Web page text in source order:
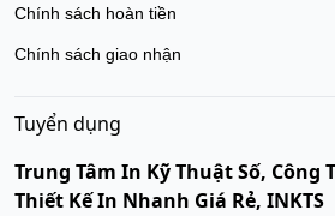
Chính sách hoàn tiền
Chính sách giao nhận
Tuyển dụng
Trung Tâm In Kỹ Thuật Số, Công
Thiết Kế In Nhanh Giá Rẻ, INKTS